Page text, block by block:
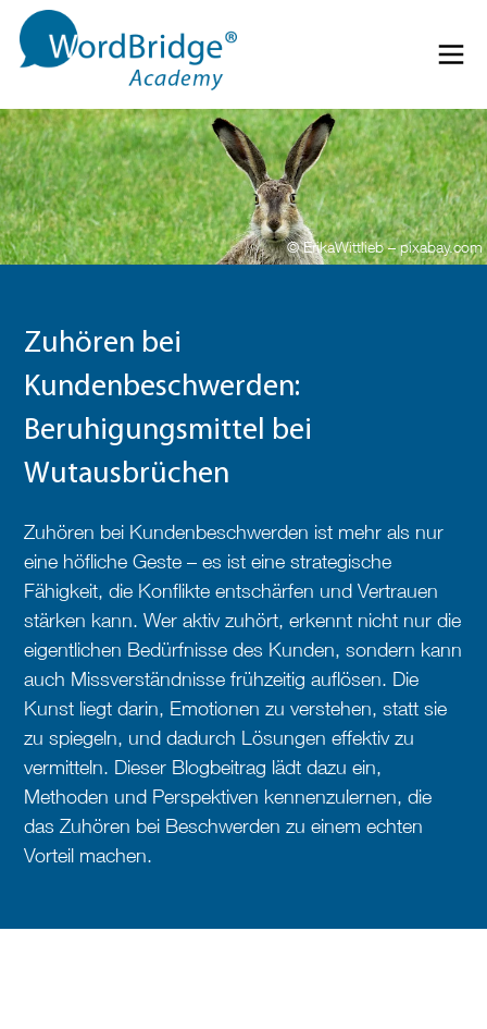
Direkt zum Inhalt springen
© ErikaWittlieb – pixabay.com
Zuhören bei
Kundenbeschwerden:
Beruhigungsmittel bei
Wutausbrüchen
Zuhören bei Kundenbeschwerden ist mehr als nur
eine höfliche Geste – es ist eine strategische
Fähigkeit, die Konflikte entschärfen und Vertrauen
stärken kann. Wer aktiv zuhört, erkennt nicht nur die
eigentlichen Bedürfnisse des Kunden, sondern kann
auch Missverständnisse frühzeitig auflösen. Die
Kunst liegt darin, Emotionen zu verstehen, statt sie
zu spiegeln, und dadurch Lösungen effektiv zu
vermitteln. Dieser Blogbeitrag lädt dazu ein,
Methoden und Perspektiven kennenzulernen, die
das Zuhören bei Beschwerden zu einem echten
Vorteil machen.